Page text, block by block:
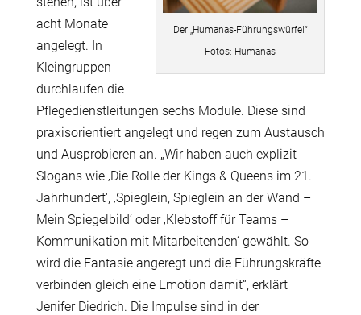
Der „Humanas-Führungswürfel“
Fotos: Humanas
acht Monate
angelegt. In
Kleingruppen
durchlaufen die
Pflegedienstleitungen sechs Module. Diese sind
praxisorientiert angelegt und regen zum Austausch
und Ausprobieren an. „Wir haben auch explizit
Slogans wie ‚Die Rolle der Kings & Queens im 21.
Jahrhundert‘, ‚Spieglein, Spieglein an der Wand –
Mein Spiegelbild‘ oder ‚Klebstoff für Teams –
Kommunikation mit Mitarbeitenden‘ gewählt. So
wird die Fantasie angeregt und die Führungskräfte
verbinden gleich eine Emotion damit“, erklärt
Jenifer Diedrich. Die Impulse sind in der